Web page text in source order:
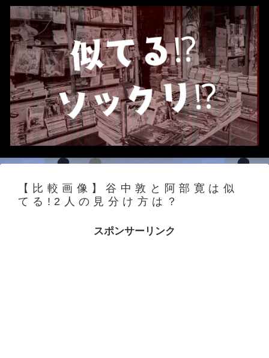
【比較画像】谷中敦と阿部寛は似
てる!2人の見分け方は？
スポンサーリンク